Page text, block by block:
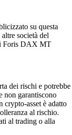
su questa
società del
Foris DAX MT
dei rischi e potrebbe
non garantiscono
crypto-asset è adatto
al rischio.
al trading o alla